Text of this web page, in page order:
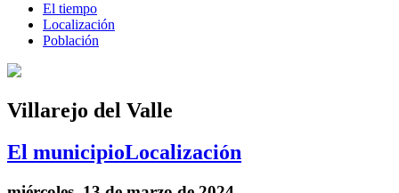
El tiempo
Localización
Población
Villarejo del Valle
El municipioLocalización